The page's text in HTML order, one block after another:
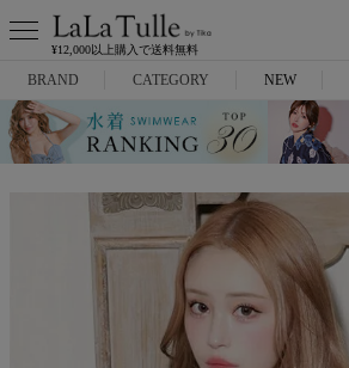
¥12,000以上購入で送料無料
BRAND
Anella
ROBE de FLEURS
CATEGORY
ミニドレス
ロングドレス
NEW